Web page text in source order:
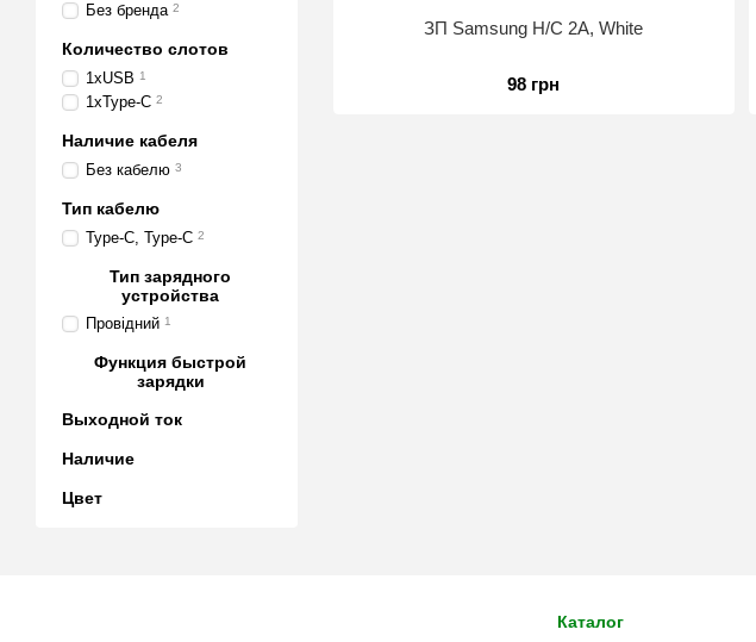
ЗП Samsung H/C 2A, White
98 грн
Без бренда 2
Количество слотов
1xUSB 1
1xType-C 2
Наличие кабеля
Без кабелю 3
Тип кабелю
Type-C, Type-C 2
Тип зарядного
устройства
Провідний 1
Функция быстрой
зарядки
Выходной ток
Наличие
Цвет
Каталог